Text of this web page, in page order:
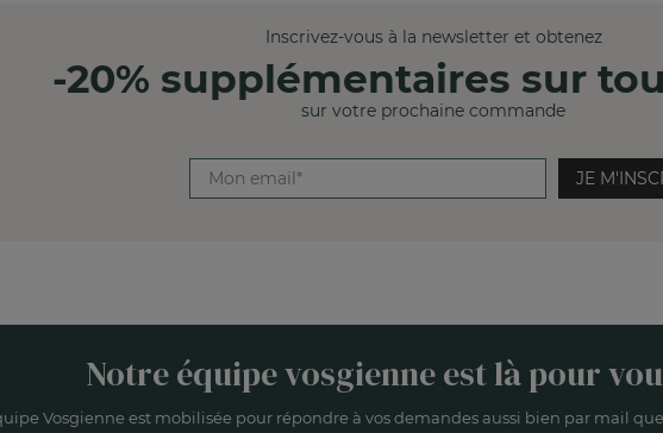
Inscrivez-vous à la newsletter et obtenez
-20% supplémentaires sur
sur votre prochaine commande
JE
Notre équipe vosgienne est là pour
Vosgienne est mobilisée pour répondre à vos demandes aussi bien par mail